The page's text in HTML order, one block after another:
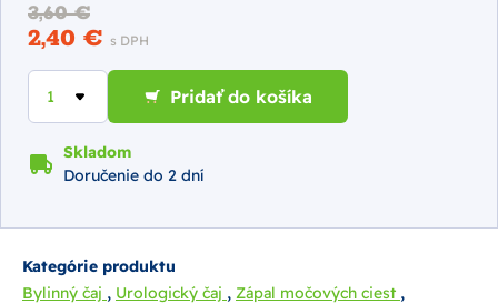
3,60 €
2,40 € s DPH
Pridať do košíka
Skladom
Doručenie do 2 dní
Kategórie produktu
Bylinný čaj , Urologický čaj , Zápal močových ciest ,